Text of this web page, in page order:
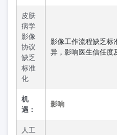
皮肤
病学
影像
协议
缺乏
标准
化
影像工作流程缺乏标
异，影响医生信任度
机
遇：
影响
人工